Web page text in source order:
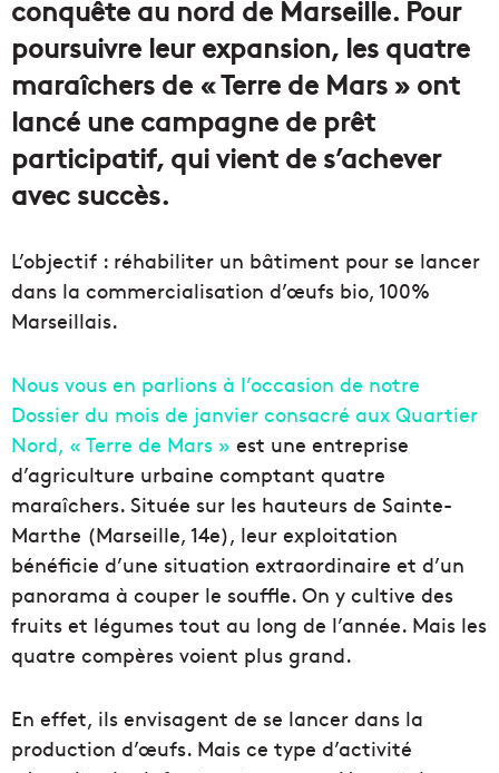
conquête au nord de Marseille. Pour
poursuivre leur expansion, les quatre
maraîchers de « Terre de Mars » ont
lancé une campagne de prêt
participatif, qui vient de s’achever
avec succès.
L’objectif : réhabiliter un bâtiment pour se lancer
dans la commercialisation d’œufs bio, 100%
Marseillais.
Nous vous en parlions à l’occasion de notre
Dossier du mois de janvier consacré aux Quartier
Nord, « Terre de Mars » est une entreprise
d’agriculture urbaine comptant quatre
maraîchers. Située sur les hauteurs de Sainte-
Marthe (Marseille, 14e), leur exploitation
bénéficie d’une situation extraordinaire et d’un
panorama à couper le souffle. On y cultive des
fruits et légumes tout au long de l’année. Mais les
quatre compères voient plus grand.
En effet, ils envisagent de se lancer dans la
production d’œufs. Mais ce type d’activité